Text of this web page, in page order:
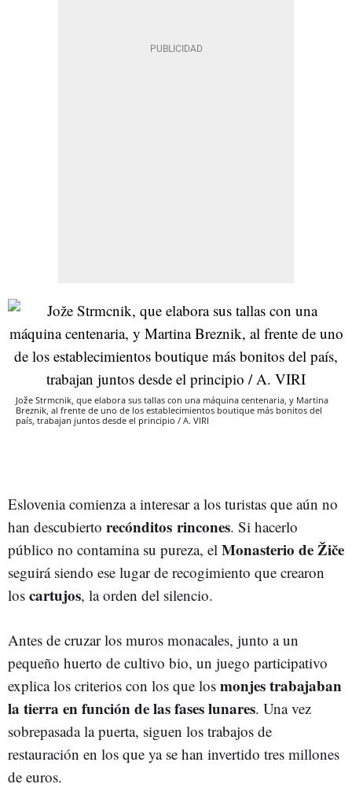
Jože Strmcnik, que elabora sus tallas con una máquina centenaria, y Martina
Breznik, al frente de uno de los establecimientos boutique más bonitos del
país, trabajan juntos desde el principio / A. VIRI
Eslovenia comienza a interesar a los turistas que aún no
han descubierto recónditos rincones. Si hacerlo
público no contamina su pureza, el Monasterio deŽiče
seguirá siendo ese lugar de recogimiento que crearon
los cartujos, la orden del silencio.
Antes de cruzar los muros monacales, junto a un
pequeño huerto de cultivo bio, un juego participativo
explica los criterios con los que los monjes trabajaban
la tierra en función de lasfaseslunares. Una vez
sobrepasada la puerta, siguen los trabajos de
restauración en los que ya se han invertido tres millones
de euros.